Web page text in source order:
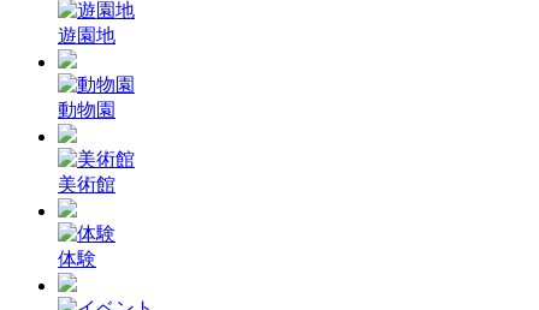
遊園地
動物園
美術館
体験